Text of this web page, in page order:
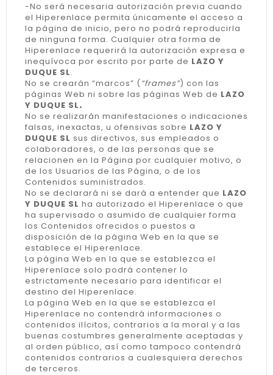
-No será necesaria autorización previa cuando
el Hiperenlace permita únicamente el acceso a
la página de inicio, pero no podrá reproducirla
de ninguna forma. Cualquier otra forma de
Hiperenlace requerirá la autorización expresa e
inequívoca por escrito por parte de LAZO Y
DUQUE SL.
No se crearán “marcos” (“frames”) con las
páginas Web ni sobre las páginas Web de LAZO
Y DUQUE SL.
No se realizarán manifestaciones o indicaciones
falsas, inexactas, u ofensivas sobre LAZO Y
DUQUE SL sus directivos, sus empleados o
colaboradores, o de las personas que se
relacionen en la Página por cualquier motivo, o
de los Usuarios de las Página, o de los
Contenidos suministrados.
No se declarará ni se dará a entender que LAZO
Y DUQUE SL ha autorizado el Hiperenlace o que
ha supervisado o asumido de cualquier forma
los Contenidos ofrecidos o puestos a
disposición de la página Web en la que se
establece el Hiperenlace.
La página Web en la que se establezca el
Hiperenlace solo podrá contener lo
estrictamente necesario para identificar el
destino del Hiperenlace.
La página Web en la que se establezca el
Hiperenlace no contendrá informaciones o
contenidos ilícitos, contrarios a la moral y a las
buenas costumbres generalmente aceptadas y
al orden público, así como tampoco contendrá
contenidos contrarios a cualesquiera derechos
de terceros.